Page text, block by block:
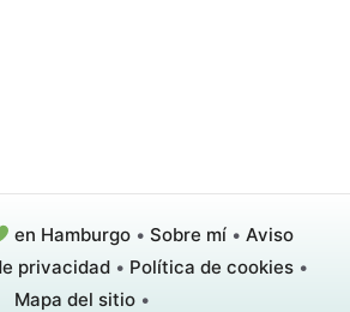
en Hamburgo •Sobre mí •Aviso
privacidad • Política de cookies •
Mapa del sitio•